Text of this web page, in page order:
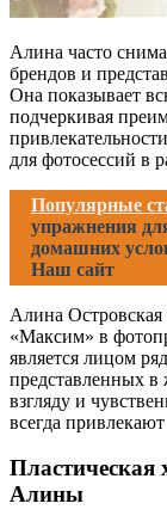
Алина часто
брендов и
Она показывает
подчеркивая
для фотосессий в
Популярные
упражнения
домашних
Наш сайт
Алина Островская
«Максим» в
является лицом
представленных в
взгляду и
всегда
Пластическая
Алины